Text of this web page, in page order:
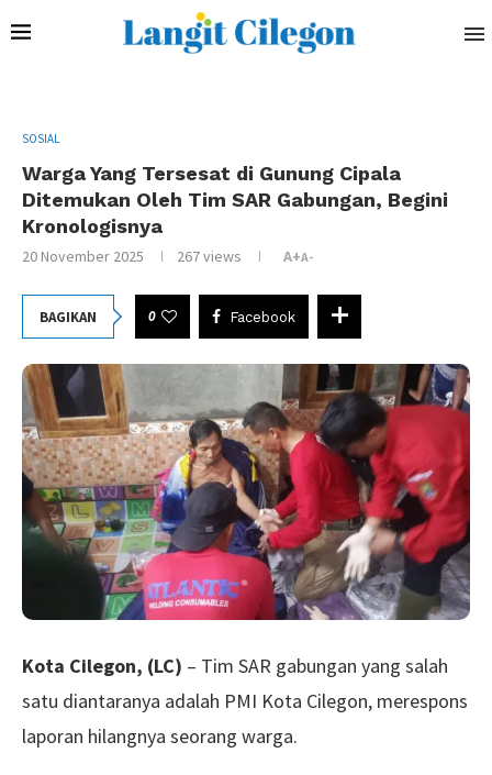
SOSIAL
Warga Yang Tersesat di Gunung Cipala
Ditemukan Oleh Tim SAR Gabungan, Begini
Kronologisnya
20 November 2025 267views A+A-
BAGIKAN 0 Facebook
Kota Cilegon, (LC) – Tim SAR gabungan yang salah
satu diantaranya adalah PMI Kota Cilegon, merespons
laporan hilangnya seorang warga.